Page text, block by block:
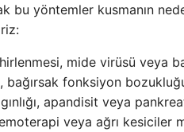
bu yöntemler kusmanın
mide virüsü veya
bağırsak fonksiyon
apandisit veya
veya ağrı kesiciler